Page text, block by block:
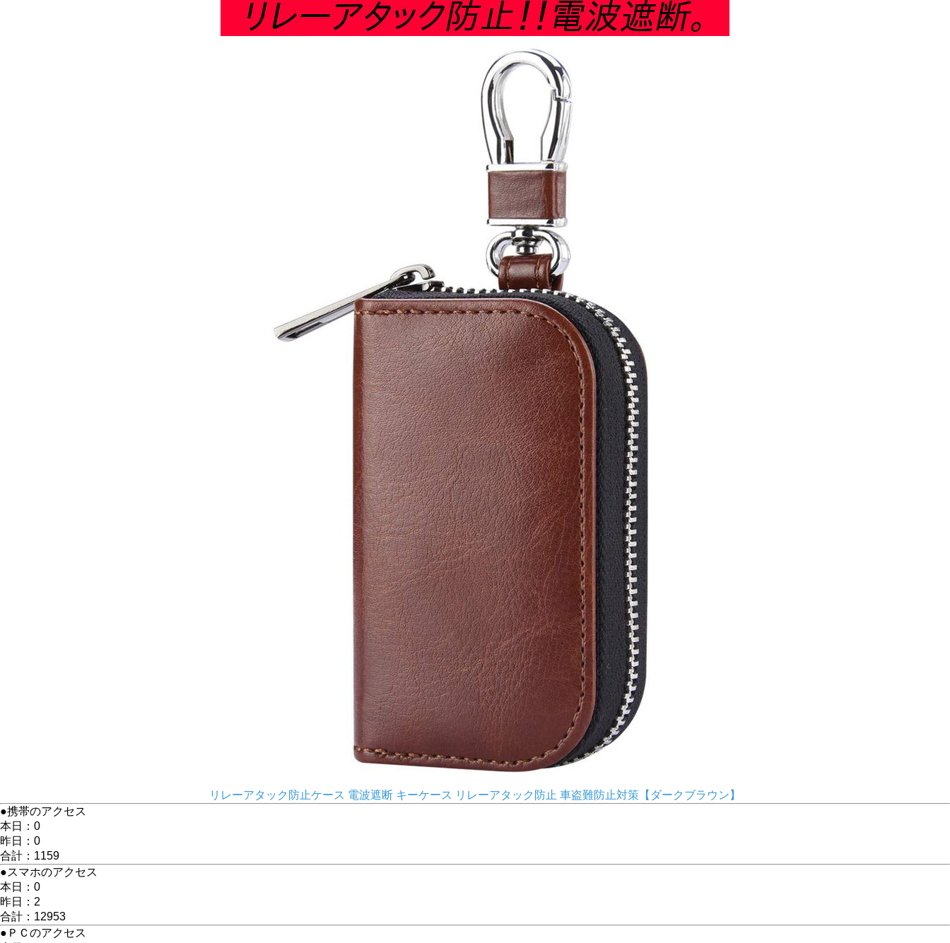
リレーアタック防止ケース 電波遮断 キーケース リレーアタック防止 車盗難防止対策【ダークブラウン】
●携帯のアクセス
本日：0
昨日：0
合計：1159
●スマホのアクセス
本日：0
昨日：2
合計：12953
●ＰＣのアクセス